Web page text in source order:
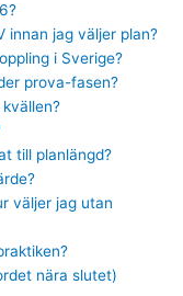
innan jag väljer plan?
i Sverige?
prova-fasen?
till planlängd?
väljer jag utan
nära slutet)